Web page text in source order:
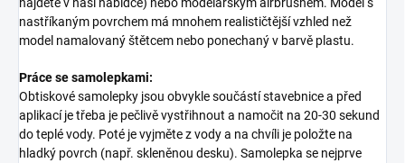
nastříkaným povrchem má mnohem realističtější vzhled než
model namalovaný štětcem nebo ponechaný v barvě plastu.
Práce se samolepkami:
Obtiskové samolepky jsou obvykle součástí stavebnice a před
aplikací je třeba je pečlivě vystřihnout a namočit na 20-30 sekund
do teplé vody. Poté je vyjměte z vody a na chvíli je položte na
hladký povrch (např. skleněnou desku). Samolepka se nejprve